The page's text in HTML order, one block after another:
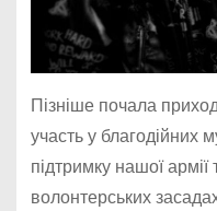
Пізніше почала
участь у
підтримку нашої
волонтерських